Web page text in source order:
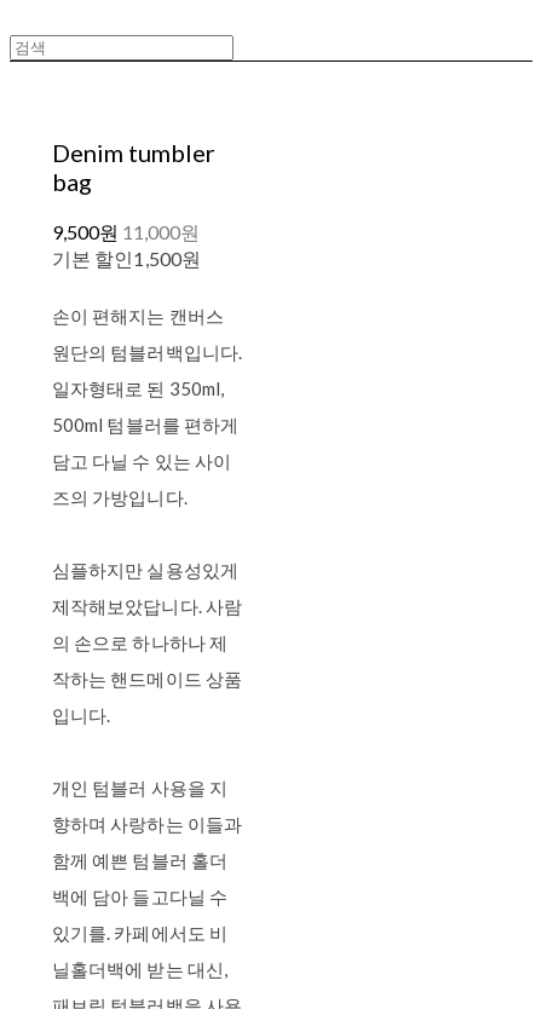
Denim tumbler
bag
9,500원 11,000원
기본 할인1,500원
손이 편해지는 캔버스
원단의 텀블러백입니다.
일자형태로 된 350ml,
500ml 텀블러를 편하게
담고 다닐 수 있는 사이
즈의 가방입니다.
심플하지만 실용성있게
제작해보았답니다. 사람
의 손으로 하나하나 제
작하는 핸드메이드 상품
입니다.
개인 텀블러 사용을 지
향하며 사랑하는 이들과
함께 예쁜 텀블러 홀더
백에 담아 들고다닐 수
있기를. 카페에서도 비
닐홀더백에 받는 대신,